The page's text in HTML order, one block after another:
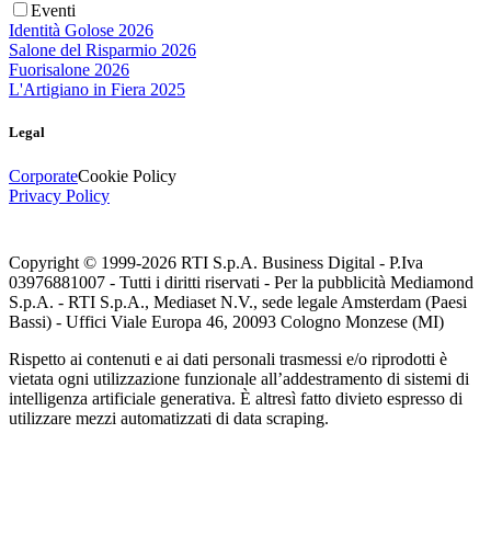
Eventi
Identità Golose 2026
Salone del Risparmio 2026
Fuorisalone 2026
L'Artigiano in Fiera 2025
Legal
CorporateCookie Policy
Privacy Policy
Copyright © 1999-2026 RTI S.p.A. Business Digital - P.Iva
03976881007 - Tutti i diritti riservati - Per la pubblicità Mediamond
S.p.A. - RTI S.p.A., Mediaset N.V., sede legale Amsterdam (Paesi
Bassi) - Uffici Viale Europa 46, 20093 Cologno Monzese (MI)
Rispetto ai contenuti e ai dati personali trasmessi e/o riprodotti è
vietata ogni utilizzazione funzionale all’addestramento di sistemi di
intelligenza artificiale generativa. È altresì fatto divieto espresso di
utilizzare mezzi automatizzati di data scraping.